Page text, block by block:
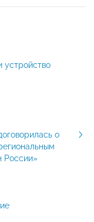
устройство
о
России»